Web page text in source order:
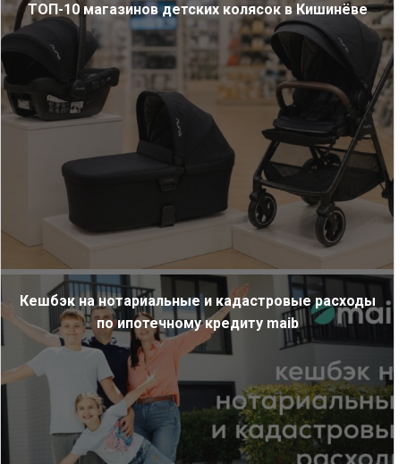
ТОП-10 магазинов детских колясок в Кишинёве
Кешбэк на нотариальные и кадастровые расходы
по ипотечному кредиту maib